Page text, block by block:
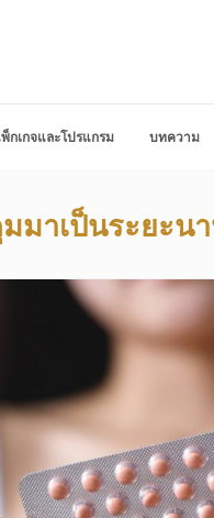
กเกจและโปรแกรม บทความ
มาเป็นระยะน